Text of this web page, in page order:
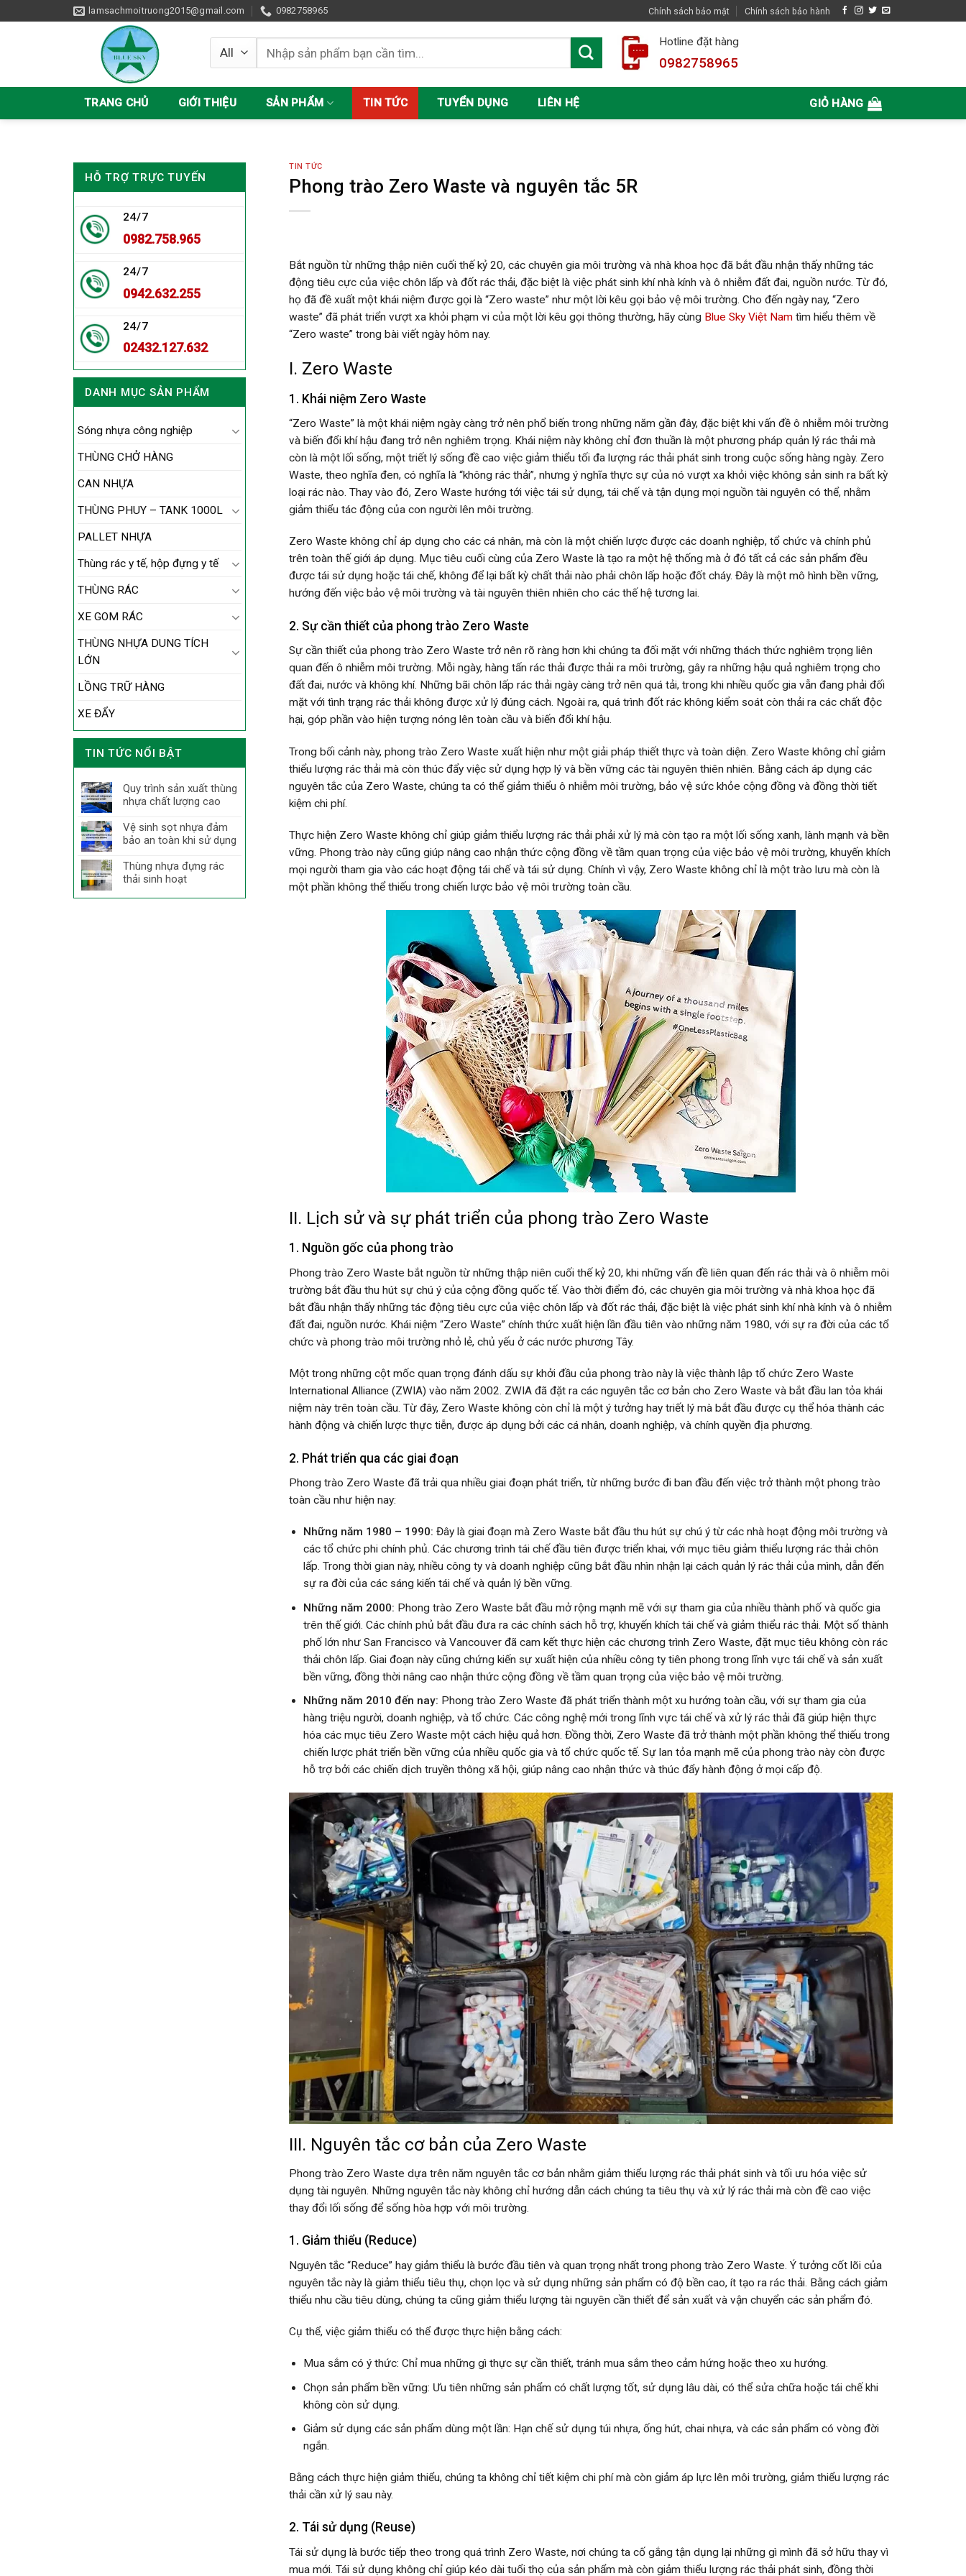
to
lamsachmoitruong2015@gmail.com 0982758965 Chính sách bảo mật Chính sách bảo hành
Tìm
kiếm:
Hotline đặt hàng
0982758965
TRANG CHỦ GIỚI THIỆU SẢN PHẨM TIN TỨC TUYỂN DỤNG LIÊN HỆ GIỎ HÀNG
HỖ TRỢ TRỰC TUYẾN
24/7
0982.758.965
24/7
0942.632.255
24/7
02432.127.632
DANH MỤC SẢN PHẨM
Sóng nhựa công nghiệp
THÙNG CHỞ HÀNG
CAN NHỰA
THÙNG PHUY – TANK 1000L
PALLET NHỰA
Thùng rác y tế, hộp đựng y tế
THÙNG RÁC
XE GOM RÁC
THÙNG NHỰA DUNG TÍCH
LỚN
LỒNG TRỮ HÀNG
XE ĐẨY
TIN TỨC NỔI BẬT
Quy trình sản xuất thùng
nhựa chất lượng cao
Vệ sinh sọt nhựa đảm
bảo an toàn khi sử dụng
Thùng nhựa đựng rác
thải sinh hoạt
TIN TỨC
Phong trào Zero Waste và nguyên tắc 5R
Bắt nguồn từ những thập niên cuối thế kỷ 20, các chuyên gia môi trường và nhà khoa học đã bắt đầu nhận thấy những tác
động tiêu cực của việc chôn lấp và đốt rác thải, đặc biệt là việc phát sinh khí nhà kính và ô nhiễm đất đai, nguồn nước. Từ đó,
họ đã đề xuất một khái niệm được gọi là “Zero waste” như một lời kêu gọi bảo vệ môi trường. Cho đến ngày nay, “Zero
waste” đã phát triển vượt xa khỏi phạm vi của một lời kêu gọi thông thường, hãy cùng Blue Sky Việt Nam tìm hiểu thêm về
“Zero waste” trong bài viết ngày hôm nay.
I. Zero Waste
1. Khái niệm Zero Waste
“Zero Waste” là một khái niệm ngày càng trở nên phổ biến trong những năm gần đây, đặc biệt khi vấn đề ô nhiễm môi trường
và biến đổi khí hậu đang trở nên nghiêm trọng. Khái niệm này không chỉ đơn thuần là một phương pháp quản lý rác thải mà
còn là một lối sống, một triết lý sống đề cao việc giảm thiểu tối đa lượng rác thải phát sinh trong cuộc sống hàng ngày. Zero
Waste, theo nghĩa đen, có nghĩa là “không rác thải”, nhưng ý nghĩa thực sự của nó vượt xa khỏi việc không sản sinh ra bất kỳ
loại rác nào. Thay vào đó, Zero Waste hướng tới việc tái sử dụng, tái chế và tận dụng mọi nguồn tài nguyên có thể, nhằm
giảm thiểu tác động của con người lên môi trường.
Zero Waste không chỉ áp dụng cho các cá nhân, mà còn là một chiến lược được các doanh nghiệp, tổ chức và chính phủ
trên toàn thế giới áp dụng. Mục tiêu cuối cùng của Zero Waste là tạo ra một hệ thống mà ở đó tất cả các sản phẩm đều
được tái sử dụng hoặc tái chế, không để lại bất kỳ chất thải nào phải chôn lấp hoặc đốt cháy. Đây là một mô hình bền vững,
hướng đến việc bảo vệ môi trường và tài nguyên thiên nhiên cho các thế hệ tương lai.
2. Sự cần thiết của phong trào Zero Waste
Sự cần thiết của phong trào Zero Waste trở nên rõ ràng hơn khi chúng ta đối mặt với những thách thức nghiêm trọng liên
quan đến ô nhiễm môi trường. Mỗi ngày, hàng tấn rác thải được thải ra môi trường, gây ra những hậu quả nghiêm trọng cho
đất đai, nước và không khí. Những bãi chôn lấp rác thải ngày càng trở nên quá tải, trong khi nhiều quốc gia vẫn đang phải đối
mặt với tình trạng rác thải không được xử lý đúng cách. Ngoài ra, quá trình đốt rác không kiểm soát còn thải ra các chất độc
hại, góp phần vào hiện tượng nóng lên toàn cầu và biến đổi khí hậu.
Trong bối cảnh này, phong trào Zero Waste xuất hiện như một giải pháp thiết thực và toàn diện. Zero Waste không chỉ giảm
thiểu lượng rác thải mà còn thúc đẩy việc sử dụng hợp lý và bền vững các tài nguyên thiên nhiên. Bằng cách áp dụng các
nguyên tắc của Zero Waste, chúng ta có thể giảm thiểu ô nhiễm môi trường, bảo vệ sức khỏe cộng đồng và đồng thời tiết
kiệm chi phí.
Thực hiện Zero Waste không chỉ giúp giảm thiểu lượng rác thải phải xử lý mà còn tạo ra một lối sống xanh, lành mạnh và bền
vững. Phong trào này cũng giúp nâng cao nhận thức cộng đồng về tầm quan trọng của việc bảo vệ môi trường, khuyến khích
mọi người tham gia vào các hoạt động tái chế và tái sử dụng. Chính vì vậy, Zero Waste không chỉ là một trào lưu mà còn là
một phần không thể thiếu trong chiến lược bảo vệ môi trường toàn cầu.
II. Lịch sử và sự phát triển của phong trào Zero Waste
1. Nguồn gốc của phong trào
Phong trào Zero Waste bắt nguồn từ những thập niên cuối thế kỷ 20, khi những vấn đề liên quan đến rác thải và ô nhiễm môi
trường bắt đầu thu hút sự chú ý của cộng đồng quốc tế. Vào thời điểm đó, các chuyên gia môi trường và nhà khoa học đã
bắt đầu nhận thấy những tác động tiêu cực của việc chôn lấp và đốt rác thải, đặc biệt là việc phát sinh khí nhà kính và ô nhiễm
đất đai, nguồn nước. Khái niệm “Zero Waste” chính thức xuất hiện lần đầu tiên vào những năm 1980, với sự ra đời của các tổ
chức và phong trào môi trường nhỏ lẻ, chủ yếu ở các nước phương Tây.
Một trong những cột mốc quan trọng đánh dấu sự khởi đầu của phong trào này là việc thành lập tổ chức Zero Waste
International Alliance (ZWIA) vào năm 2002. ZWIA đã đặt ra các nguyên tắc cơ bản cho Zero Waste và bắt đầu lan tỏa khái
niệm này trên toàn cầu. Từ đây, Zero Waste không còn chỉ là một ý tưởng hay triết lý mà bắt đầu được cụ thể hóa thành các
hành động và chiến lược thực tiễn, được áp dụng bởi các cá nhân, doanh nghiệp, và chính quyền địa phương.
2. Phát triển qua các giai đoạn
Phong trào Zero Waste đã trải qua nhiều giai đoạn phát triển, từ những bước đi ban đầu đến việc trở thành một phong trào
toàn cầu như hiện nay:
Những năm 1980 – 1990: Đây là giai đoạn mà Zero Waste bắt đầu thu hút sự chú ý từ các nhà hoạt động môi trường và
các tổ chức phi chính phủ. Các chương trình tái chế đầu tiên được triển khai, với mục tiêu giảm thiểu lượng rác thải chôn
lấp. Trong thời gian này, nhiều công ty và doanh nghiệp cũng bắt đầu nhìn nhận lại cách quản lý rác thải của mình, dẫn đến
sự ra đời của các sáng kiến tái chế và quản lý bền vững.
Những năm 2000: Phong trào Zero Waste bắt đầu mở rộng mạnh mẽ với sự tham gia của nhiều thành phố và quốc gia
trên thế giới. Các chính phủ bắt đầu đưa ra các chính sách hỗ trợ, khuyến khích tái chế và giảm thiểu rác thải. Một số thành
phố lớn như San Francisco và Vancouver đã cam kết thực hiện các chương trình Zero Waste, đặt mục tiêu không còn rác
thải chôn lấp. Giai đoạn này cũng chứng kiến sự xuất hiện của nhiều công ty tiên phong trong lĩnh vực tái chế và sản xuất
bền vững, đồng thời nâng cao nhận thức cộng đồng về tầm quan trọng của việc bảo vệ môi trường.
Những năm 2010 đến nay: Phong trào Zero Waste đã phát triển thành một xu hướng toàn cầu, với sự tham gia của
hàng triệu người, doanh nghiệp, và tổ chức. Các công nghệ mới trong lĩnh vực tái chế và xử lý rác thải đã giúp hiện thực
hóa các mục tiêu Zero Waste một cách hiệu quả hơn. Đồng thời, Zero Waste đã trở thành một phần không thể thiếu trong
chiến lược phát triển bền vững của nhiều quốc gia và tổ chức quốc tế. Sự lan tỏa mạnh mẽ của phong trào này còn được
hỗ trợ bởi các chiến dịch truyền thông xã hội, giúp nâng cao nhận thức và thúc đẩy hành động ở mọi cấp độ.
III. Nguyên tắc cơ bản của Zero Waste
Phong trào Zero Waste dựa trên năm nguyên tắc cơ bản nhằm giảm thiểu lượng rác thải phát sinh và tối ưu hóa việc sử
dụng tài nguyên. Những nguyên tắc này không chỉ hướng dẫn cách chúng ta tiêu thụ và xử lý rác thải mà còn đề cao việc
thay đổi lối sống để sống hòa hợp với môi trường.
1. Giảm thiểu (Reduce)
Nguyên tắc “Reduce” hay giảm thiểu là bước đầu tiên và quan trọng nhất trong phong trào Zero Waste. Ý tưởng cốt lõi của
nguyên tắc này là giảm thiểu tiêu thụ, chọn lọc và sử dụng những sản phẩm có độ bền cao, ít tạo ra rác thải. Bằng cách giảm
thiểu nhu cầu tiêu dùng, chúng ta cũng giảm thiểu lượng tài nguyên cần thiết để sản xuất và vận chuyển các sản phẩm đó.
Cụ thể, việc giảm thiểu có thể được thực hiện bằng cách:
Mua sắm có ý thức: Chỉ mua những gì thực sự cần thiết, tránh mua sắm theo cảm hứng hoặc theo xu hướng.
Chọn sản phẩm bền vững: Ưu tiên những sản phẩm có chất lượng tốt, sử dụng lâu dài, có thể sửa chữa hoặc tái chế khi
không còn sử dụng.
Giảm sử dụng các sản phẩm dùng một lần: Hạn chế sử dụng túi nhựa, ống hút, chai nhựa, và các sản phẩm có vòng đời
ngắn.
Bằng cách thực hiện giảm thiểu, chúng ta không chỉ tiết kiệm chi phí mà còn giảm áp lực lên môi trường, giảm thiểu lượng rác
thải cần xử lý sau này.
2. Tái sử dụng (Reuse)
Tái sử dụng là bước tiếp theo trong quá trình Zero Waste, nơi chúng ta cố gắng tận dụng lại những gì mình đã sở hữu thay vì
mua mới. Tái sử dụng không chỉ giúp kéo dài tuổi thọ của sản phẩm mà còn giảm thiểu lượng rác thải phát sinh, đồng thời